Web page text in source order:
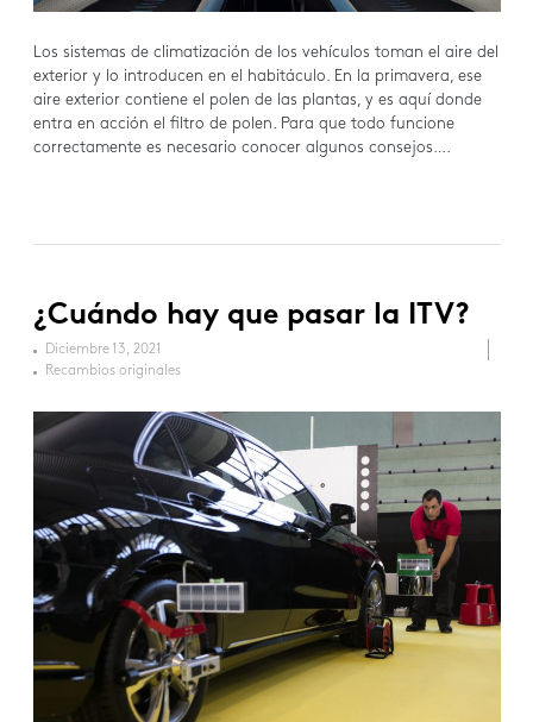
Los sistemas de climatización de los vehículos toman el aire del
exterior y lo introducen en el habitáculo. En la primavera, ese
aire exterior contiene el polen de las plantas, y es aquí donde
entra en acción el filtro de polen. Para que todo funcione
correctamente es necesario conocer algunos consejos….
¿Cuándo hay que pasar la ITV?
Diciembre 13, 2021
Recambios originales